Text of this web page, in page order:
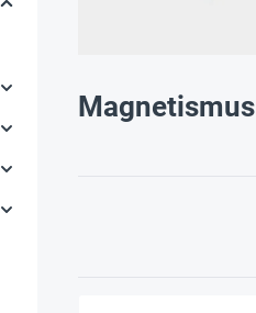
Magnetismus